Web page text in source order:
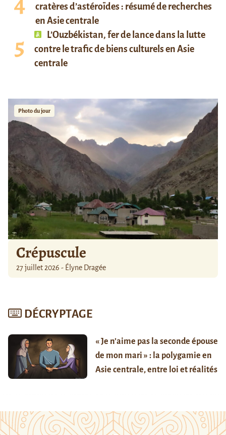
cratères d’astéroïdes : résumé de recherches
en Asie centrale
L’Ouzbékistan, fer de lance dans la lutte
contre le trafic de biens culturels en Asie
centrale
Photo du jour
Crépuscule
27 juillet 2026 - Élyne Dragée
DÉCRYPTAGE
« Je n’aime pas la seconde épouse
de mon mari » : la polygamie en
Asie centrale, entre loi et réalités